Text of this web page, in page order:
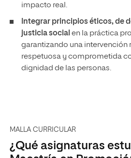
impacto real.
Integrar principios éticos, de
justicia social en la práctica
garantizando una intervención
respetuosa y comprometida
dignidad de las personas.
MALLA CURRICULAR
¿Qué asignaturas